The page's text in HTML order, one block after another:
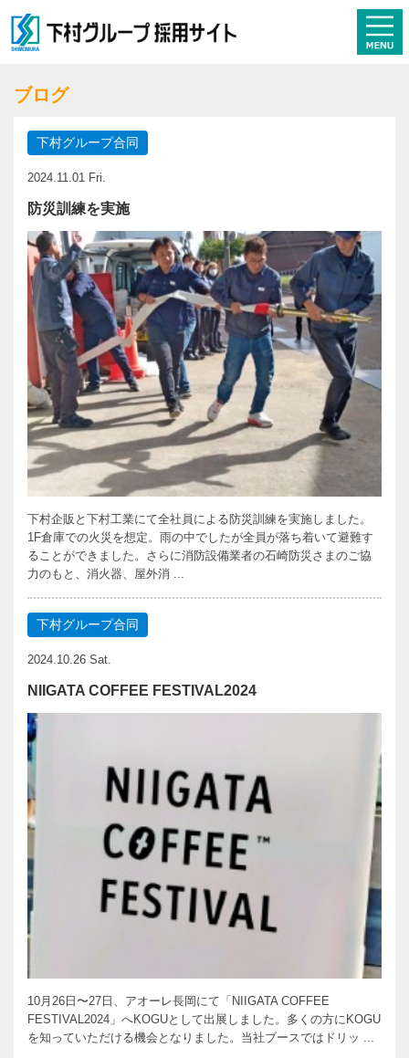
ブログ
下村グループ合同
2024.11.01 Fri.
防災訓練を実施
下村企販と下村工業にて全社員による防災訓練を実施しました。
1F倉庫での火災を想定。雨の中でしたが全員が落ち着いて避難す
ることができました。さらに消防設備業者の石崎防災さまのご協
力のもと、消火器、屋外消 ...
下村グループ合同
2024.10.26 Sat.
NIIGATA COFFEE FESTIVAL2024
10月26日〜27日、アオーレ長岡にて「NIIGATA COFFEE
FESTIVAL2024」へKOGUとして出展しました。多くの方にKOGU
を知っていただける機会となりました。当社ブースではドリッ ...